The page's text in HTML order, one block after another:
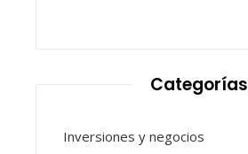
Categorías
Inversiones y negocios